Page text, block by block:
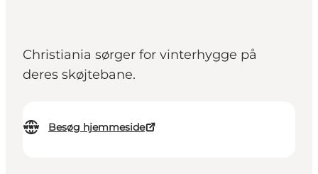
Christiania sørger for vinterhygge på
deres skøjtebane.
Besøg hjemmeside